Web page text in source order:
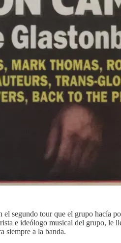
segundo tour que el grupo hacía
e ideólogo musical del grupo, le
siempre a la banda.